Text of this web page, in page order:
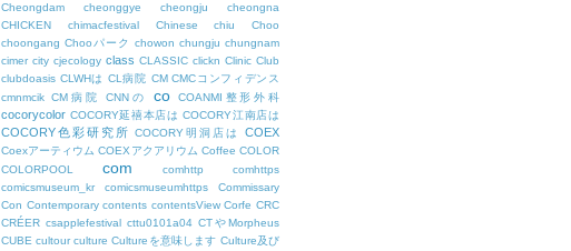
Cheongdam
cheonggye cheongju
cheongna
CHICKEN
chimacfestival Chinese chiu
Choo
choongang Chooパーク chowon chungju chungnam
cimer city cjecology class CLASSIC clickn Clinic Club
clubdoasis CLWHは CL病院 CM CMCコンフィデンス
cmnmcik CM病院 CNNの co COANMI整形外科
cocorycolor COCORY延禧本店は COCORY江南店は
COCORY色彩研究所 COCORY明洞店は COEX
Coexアーティウム COEXアクアリウム Coffee COLOR
COLORPOOL
com comhttp
comhttps
comicsmuseum_kr
comicsmuseumhttps
Commissary
Con Contemporary contents contentsView Corfe CRC
CRÉER csapplefestival cttu0101a04 CTやMorpheus
CUBE cultour culture Cultureを意味します Culture及び